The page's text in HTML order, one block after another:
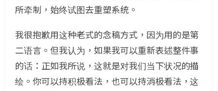
所牵制，始终试图去重塑系统。
我很抱歉用这种老式的念稿方式，因为用的是第
二语言。但我认为，如果我可以重新表述整件事
的话：正如我所说，这就是对我们当下状况的描
绘。你可以持积极看法，也可以持消极看法，这